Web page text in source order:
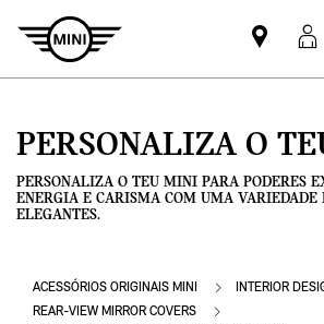
PERSONALIZA O
PERSONALIZA O TEU MINI PARA PODERES
ENERGIA E CARISMA COM UMA VARIEDADE
ELEGANTES.
ACESSÓRIOS ORIGINAIS MINI
INTERIOR
REAR-VIEW MIRROR COVERS